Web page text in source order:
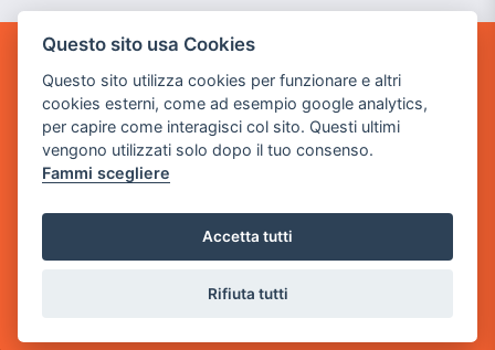
GAME WARP
BY POWER GAME SRL
Sede Legale
via Villaggio dei Platani, 3
via Industriale, 2 - 25082 Botticino, BS
Partita iva 03308130982
Questo sito usa Cookies
Questo sito utilizza cookies per funzionare e altri
cookies esterni, come ad esempio google analytics,
per capire come interagisci col sito. Questi ultimi
vengono utilizzati solo dopo il tuo consenso.
Fammi scegliere
Accetta tutti
Rifiuta tutti